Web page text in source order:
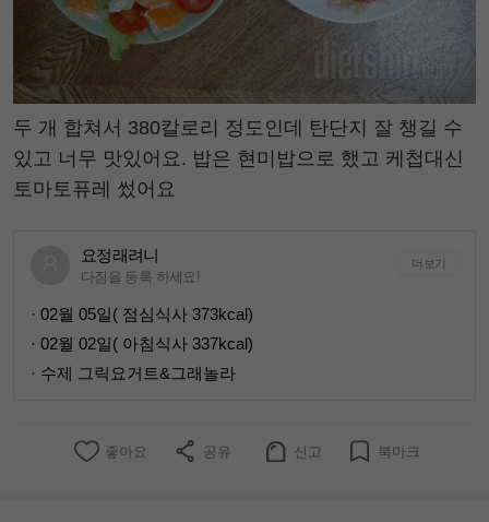
두 개 합쳐서 380칼로리 정도인데 탄단지 잘 챙길 수
있고 너무 맛있어요. 밥은 현미밥으로 했고 케첩대신
토마토퓨레 썼어요
요정래려니
다짐을 등록 하세요!
더보기
· 02월 05일( 점심식사 373kcal)
· 02월 02일( 아침식사 337kcal)
· 수제 그릭요거트&그래놀라
좋아요 공유 신고 북마크